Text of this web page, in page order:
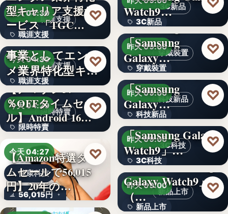
文字
職涯支援
今天 04:30
職涯支援
330,000
型キャリア支援サ
ービス「TGC…
♡
職涯支援
今天 04:30
職涯支援
文字
W TOKYO、新規
事業としてエンタ
メ業界特化型キャ
リア…
♡
限時特賣
今天 04:29
限時特賣
15,800円
【アマゾン37
％OFFタイムセー
ル】Android 16…
♡
今天 04:27
健康科技
56,015円
【Amazon特選タイ
ムセールで56,015
円】20年の…
♡
3C新品
3C新品
文字
Watch9…
穿戴裝置
昨天 09:00
穿戴裝置
文字
＜Samsung＞
「Samsung
Galaxy…
♡
科技新品
昨天 09:00
科技新品
文字
＜ソフトバンク＞
「Samsung
Galaxy…
♡
3C科技
昨天 09:00
3C科技
文字
＜ドコモ＞
「Samsung Galaxy
Watch9」…
♡
新品上市
昨天 09:00
新品上市
＜au＞「Samsung
Galaxy Watch9」
（…
♡